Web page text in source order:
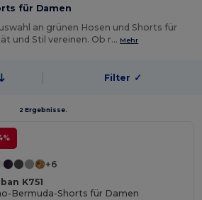
für Damen
an grünen Hosen und Shorts für
und Stil vereinen. Ob r… Mehr
Filter ✓
2 Ergebnisse.
+6
K751
Bermuda-Shorts für Damen